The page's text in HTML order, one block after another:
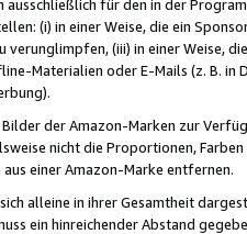
ausschließlich für den in der
(i) in einer Weise, die ein
(iii) in einer Weise,
Materialien oder E-Mails (z. B. in
der Amazon-Marken zur
nicht die Proportionen,
einer Amazon-Marke entfernen.
alleine in ihrer Gesamtheit
ein hinreichender Abstand